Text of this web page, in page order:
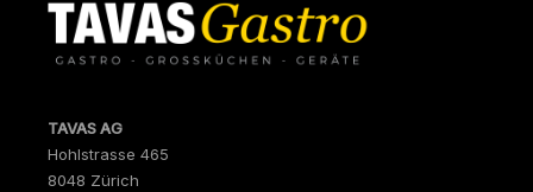
TAVAS AG
Hohlstrasse 465
8048 Zürich